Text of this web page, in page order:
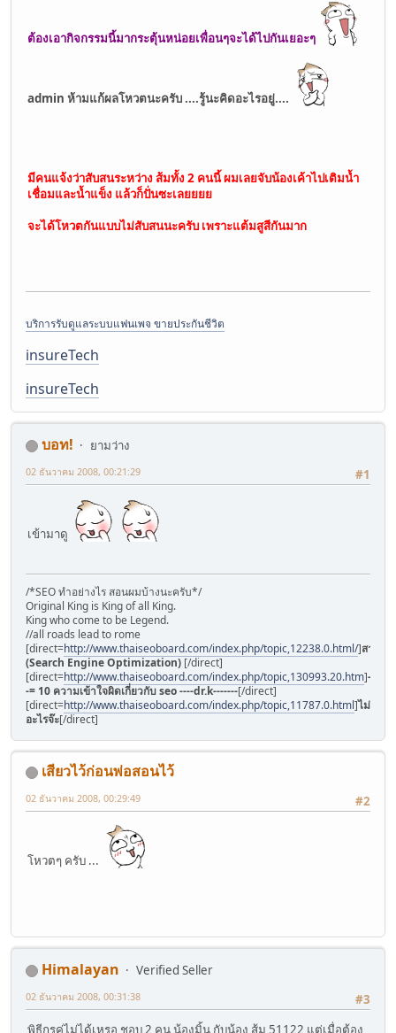
ต้องเอากิจกรรมนี้มากระตุ้นหน่อยเพื่อนๆจะได้ไปกันเยอะๆ
admin ห้ามแก้ผลโหวตนะครับ ....รู้นะคิดอะไรอยู่....
มีคนแจ้งว่าสับสนระหว่าง ส้มทั้ง 2 คนนี้ ผมเลยจับน้องเค้าไปเติมน้ำ
เชื่อมและน้ำแข็ง แล้วก็ปั่นซะเลยยยย
จะได้โหวตกันแบบไม่สับสนนะครับ เพราะแต้มสูสีกันมาก
บริการรับดูแลระบบแฟนเพจ ขายประกันชีวิต
insureTech
insureTech
บอท!
ยามว่าง
#1
02 ธันวาคม 2008, 00:21:29
เข้ามาดู
/*SEO ทำอย่างไร สอนผมบ้างนะครับ*/
Original King is King of all King.
King who come to be Legend.
//all roads lead to rome
[direct=http://www.thaiseoboard.com/index.php/topic,12238.0.html/]สารบัญ
(Search Engine Optimization) [/direct]
[direct=http://www.thaiseoboard.com/index.php/topic,130993.20.htm]-
-= 10 ความเข้าใจผิดเกี่ยวกับ seo ----dr.k-------[/direct]
[direct=http://www.thaiseoboard.com/index.php/topic,11787.0.html]ไม่มี
อะไรจ๊ะ[/direct]
เสียวไว้ก่อนพ่อสอนไว้
#2
02 ธันวาคม 2008, 00:29:49
โหวตๆ ครับ ...
Himalayan
Verified Seller
#3
02 ธันวาคม 2008, 00:31:38
พิธีกรคู่ไม่ได้เหรอ ชอบ 2 คน น้องมิ้น กับน้อง ส้ม 51122 แต่เมื่อต้อง